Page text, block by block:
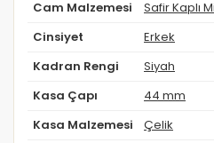
Cam Malzemesi Safir Kaplı
Cinsiyet Erkek
Kadran Rengi Siyah
Kasa Çapı 44 mm
Kasa Malzemesi Çelik